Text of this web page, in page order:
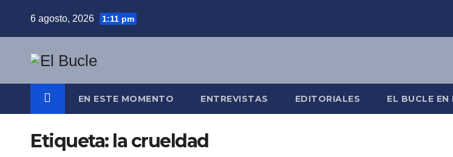
6 agosto, 2026 1:11 pm
EN ESTE MOMENTO ENTREVISTAS EDITORIALES EL BUCLE EN
Etiqueta: la crueldad